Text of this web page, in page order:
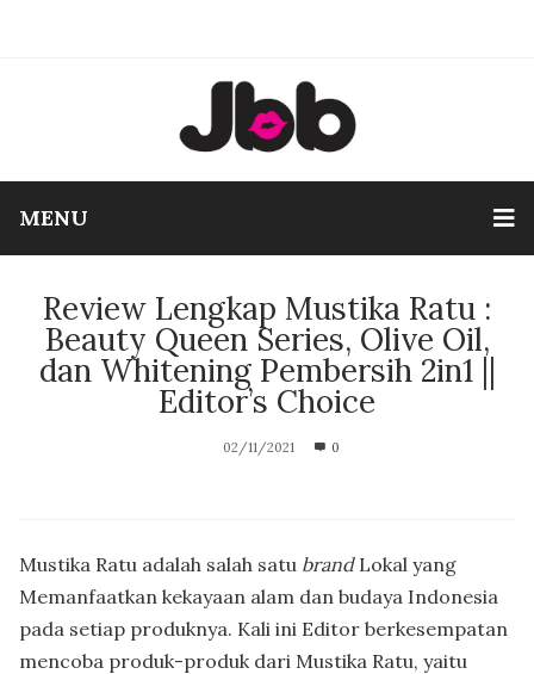
MENU
Review Lengkap Mustika Ratu :
Beauty Queen Series, Olive Oil,
dan Whitening Pembersih 2in1 ||
Editor’s Choice
02/11/2021 0
Mustika Ratu adalah salah satu brandLokal yang
Memanfaatkan kekayaan alam dan budaya Indonesia
pada setiap produknya. Kali ini Editor berkesempatan
mencoba produk-produk dari Mustika Ratu, yaitu